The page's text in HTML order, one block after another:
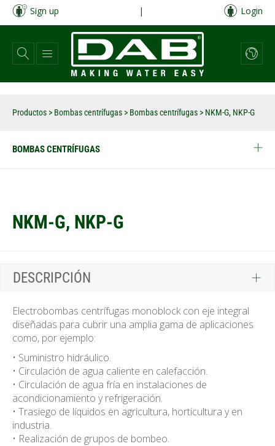
Pasar
contenido
principal
Sign up | Login
Productos > Bombas centrífugas > Bombas centrífugas > NKM-G, NKP-G
BOMBAS CENTRÍFUGAS
NKM-G, NKP-G
DESCRIPCIÓN
Electrobombas centrífugas monoblock con eje integral
diseñadas para cubrir una amplia gama de aplicaciones
como, por ejemplo:
• Suministro hidráulico.
• Circulación de agua caliente en calefacción.
• Circulación de agua fría en instalaciones de
acondicionamiento y refrigeración.
• Trasiego de líquidos en agricultura, horticultura y en
industria.
• Realización de grupos de bombeo.